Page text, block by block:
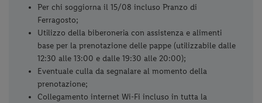
Per chi soggiorna il 15/08 incluso Pranzo di
Ferragosto;
Utilizzo della biberoneria con assistenza e alimenti
base per la prenotazione delle pappe (utilizzabile dalle
12:30 alle 13:00 e dalle 19:30 alle 20:00);
Eventuale culla da segnalare al momento della
prenotazione;
Collegamento internet Wi-Fi incluso in tutta la